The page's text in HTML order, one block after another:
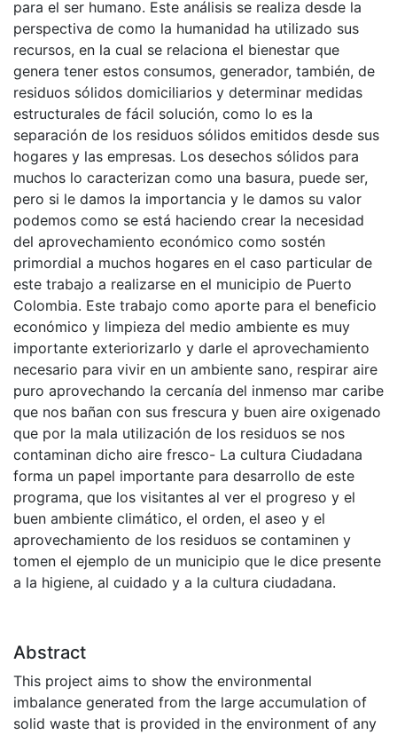
para el ser humano. Este análisis se realiza desde la
perspectiva de como la humanidad ha utilizado sus
recursos, en la cual se relaciona el bienestar que
genera tener estos consumos, generador, también, de
residuos sólidos domiciliarios y determinar medidas
estructurales de fácil solución, como lo es la
separación de los residuos sólidos emitidos desde sus
hogares y las empresas. Los desechos sólidos para
muchos lo caracterizan como una basura, puede ser,
pero si le damos la importancia y le damos su valor
podemos como se está haciendo crear la necesidad
del aprovechamiento económico como sostén
primordial a muchos hogares en el caso particular de
este trabajo a realizarse en el municipio de Puerto
Colombia. Este trabajo como aporte para el beneficio
económico y limpieza del medio ambiente es muy
importante exteriorizarlo y darle el aprovechamiento
necesario para vivir en un ambiente sano, respirar aire
puro aprovechando la cercanía del inmenso mar caribe
que nos bañan con sus frescura y buen aire oxigenado
que por la mala utilización de los residuos se nos
contaminan dicho aire fresco- La cultura Ciudadana
forma un papel importante para desarrollo de este
programa, que los visitantes al ver el progreso y el
buen ambiente climático, el orden, el aseo y el
aprovechamiento de los residuos se contaminen y
tomen el ejemplo de un municipio que le dice presente
a la higiene, al cuidado y a la cultura ciudadana.
Abstract
This project aims to show the environmental
imbalance generated from the large accumulation of
solid waste that is provided in the environment of any